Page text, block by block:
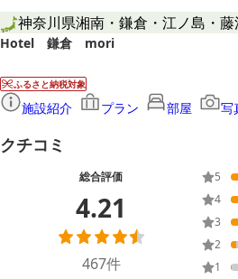
神奈川県湘南・鎌倉・江ノ島・
Hotel 鎌倉 mori
ふるさと納税対象
施設紹介 プラン 部屋 写
クチコミ
総合評価
4.21
467件
5
4
3
2
1